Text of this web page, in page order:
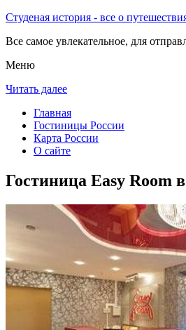
Студеная история - все о
Все самое увлекательное, для
Меню
Читать далее
Главная
Гостиницы России
Карта России
О сайте
Гостиница Easy Room